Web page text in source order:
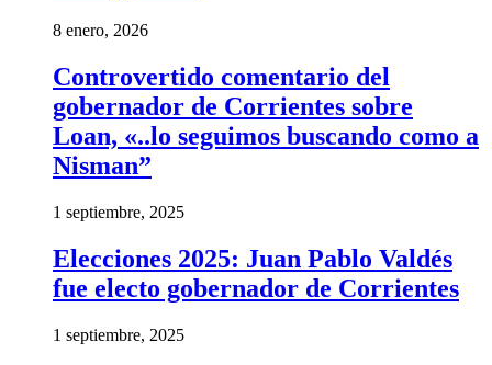
8 enero, 2026
Controvertido comentario del
gobernador de Corrientes sobre
Loan, «..lo seguimos buscando como a
Nisman”
1 septiembre, 2025
Elecciones 2025: Juan Pablo Valdés
fue electo gobernador de Corrientes
1 septiembre, 2025